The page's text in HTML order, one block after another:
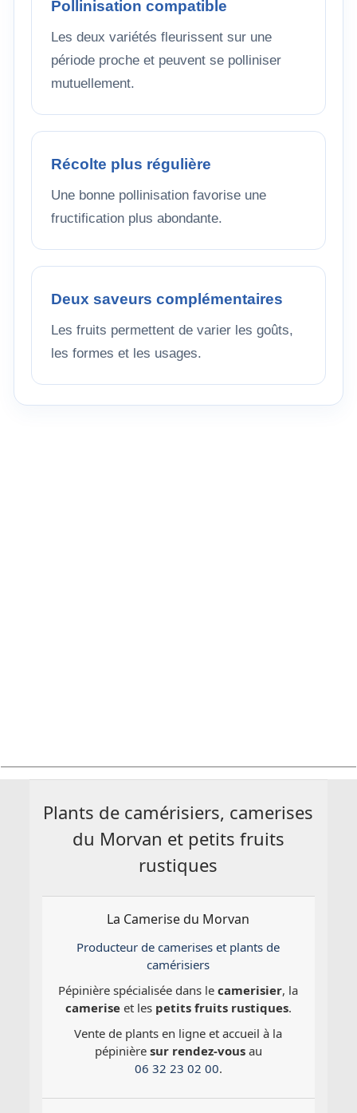
Pollinisation compatible
Les deux variétés fleurissent sur une
période proche et peuvent se polliniser
mutuellement.
Récolte plus régulière
Une bonne pollinisation favorise une
fructification plus abondante.
Deux saveurs complémentaires
Les fruits permettent de varier les goûts,
les formes et les usages.
Plants de camérisiers, camerises
du Morvan et petits fruits
rustiques
La Camerise du Morvan
Producteur de camerises et plants de
camérisiers
Pépinière spécialisée dans lecamerisier, la
cameriseet les petits fruits rustiques.
Vente de plants en ligne et accueil à la
pépinière sur rendez-vousau
06 32 23 02 00.